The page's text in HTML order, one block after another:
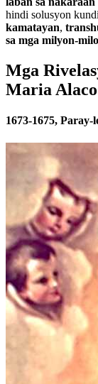
hindi solusyon
kamatayan,
sa mga milyon-
Mga
Maria
1673-1675,